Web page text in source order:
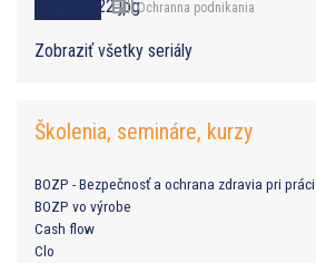
Ochranna podnikania
Zobraziť všetky seriály
Školenia, semináre, kurzy
BOZP - Bezpečnosť a ochrana zdravia pri práci
BOZP vo výrobe
Cash flow
Clo